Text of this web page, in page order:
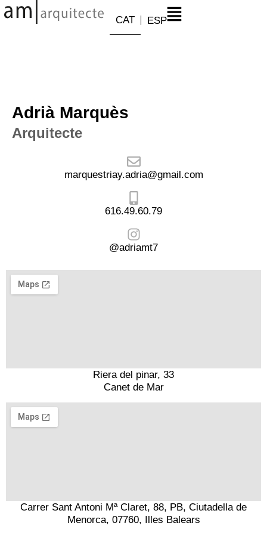
CAT ESP
Adrià Marquès
Arquitecte
marquestriay.adria@gmail.com
616.49.60.79
@adriamt7
Riera del pinar, 33
Canet de Mar
Carrer Sant Antoni Mª Claret, 88, PB, Ciutadella de
Menorca, 07760, Illes Balears